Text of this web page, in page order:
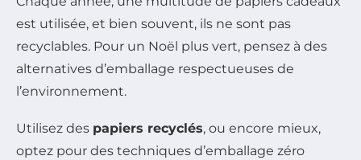
est utilisée, et bien souvent, ils ne sont pas
recyclables. Pour un Noël plus vert, pensez à des
alternatives d’emballage respectueuses de
l’environnement.
Utilisez des papiers recyclés, ou encore mieux,
optez pour des techniques d’emballage zéro